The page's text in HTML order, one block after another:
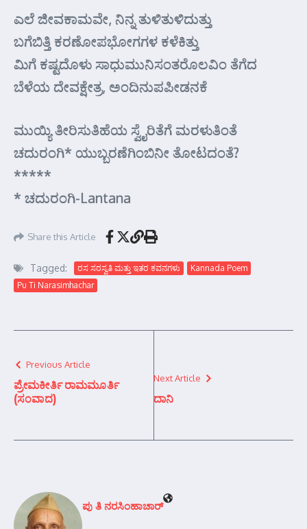
ಎಲೆ ಜೀವಕಾಮವೇ, ನಿನ್ನ ತುಳಿತುಳಿದುತ್ತು
ಬಗೆಬಿತ್ತಿ ಕರಣೋಪಭೋಗಗಳ ಕಳೆಕಿತ್ತು
ಮಿಗೆ ಕಷ್ಟದೊಳು ಸಾಧುಮುನಿಸಂತರೊಲವಿಂ ತೆಗೆದ
ಬೆಳೆಯ ದೇವಕ್ಷೇತ್ರ, ಅಂದಿನುಪಪೀಡನಕೆ
ಮುಯ್ಯಿ ತೀರಿಸುತಿಹೆಯ ಸ್ವೈರಿತೆಗೆ ಮರಳುತಿಂತೆ
ಚದುರಂಗಿ* ಯುಬ್ಬರಣೆಗಿಂಬಿನೀ ತೋಟದಂತೆ?
*****
* ಚದುರಂಗಿ-Lantana
Share this Article
Tagged: ರಸ ಸರಸ್ವತಿ ಮತ್ತು ಇತರ ಕವನಗಳು
Kannada Poem
Pu Ti Narasimhachar
Previous Article
ಪ್ರೇಮಕೀರ್ತಿ ರಾಮಮೂರ್ತಿ
(ಸಂವಾದ)
Next Article
ದಾನಿ
ಪು ತಿ ನರಸಿಂಹಾಚಾರ್